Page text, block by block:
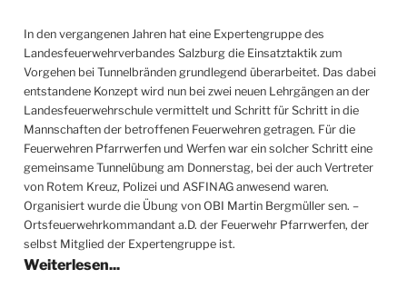
In den vergangenen Jahren hat eine Expertengruppe des
Landesfeuerwehrverbandes Salzburg die Einsatztaktik zum
Vorgehen bei Tunnelbränden grundlegend überarbeitet. Das dabei
entstandene Konzept wird nun bei zwei neuen Lehrgängen an der
Landesfeuerwehrschule vermittelt und Schritt für Schritt in die
Mannschaften der betroffenen Feuerwehren getragen. Für die
Feuerwehren Pfarrwerfen und Werfen war ein solcher Schritt eine
gemeinsame Tunnelübung am Donnerstag, bei der auch Vertreter
von Rotem Kreuz, Polizei und ASFINAG anwesend waren.
Organisiert wurde die Übung von OBI Martin Bergmüller sen. –
Ortsfeuerwehrkommandant a.D. der Feuerwehr Pfarrwerfen, der
selbst Mitglied der Expertengruppe ist.